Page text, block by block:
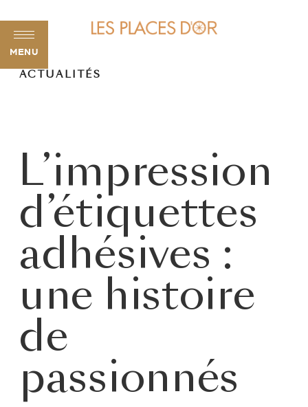
MENU
ACTUALITÉS
L’impression
d’étiquettes
adhésives :
une histoire
de
passionnés